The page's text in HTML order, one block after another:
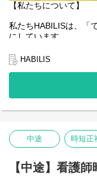
【私たちについて】
私たちHABILISは、「
にしています。
行っている企業です。
新卒で入社した方に
イサービスに携わって
私たちは子どもたちや
いくことはもちろんの
医療的ケア児や重症心
働く人たちの「でき
ています。
HABILIS
中途 時短正
【中途】看護